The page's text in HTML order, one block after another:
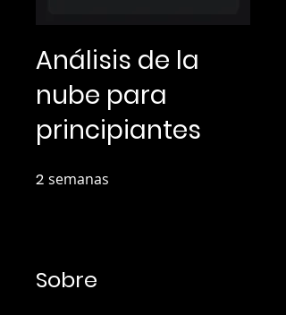
Análisis de la
nube para
principiantes
2 semanas
Sobre